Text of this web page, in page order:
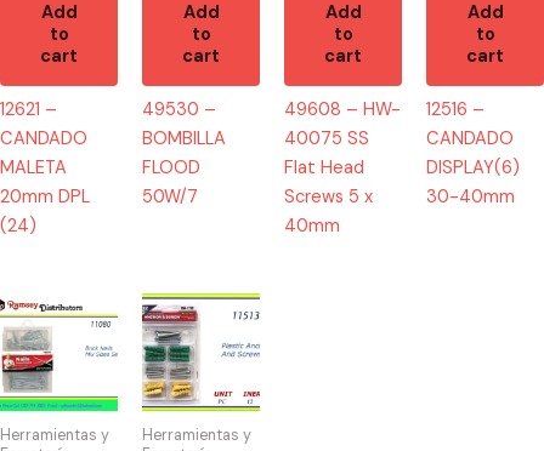
Add
to
cart
12621 –
CANDADO
MALETA
20mm DPL
(24)
Add
to
cart
49530 –
BOMBILLA
FLOOD
50W/7
40mm
quantity
Add
to
cart
49608 – HW-
40075 SS
Flat Head
Screws 5 x
40mm
Add
to
cart
12516 –
CANDADO
DISPLAY(6)
30-40mm
Herramientas y
11080
-
D10975
Nails
Mix
Herramientas y
11513
-
HW-
7719
Plastic